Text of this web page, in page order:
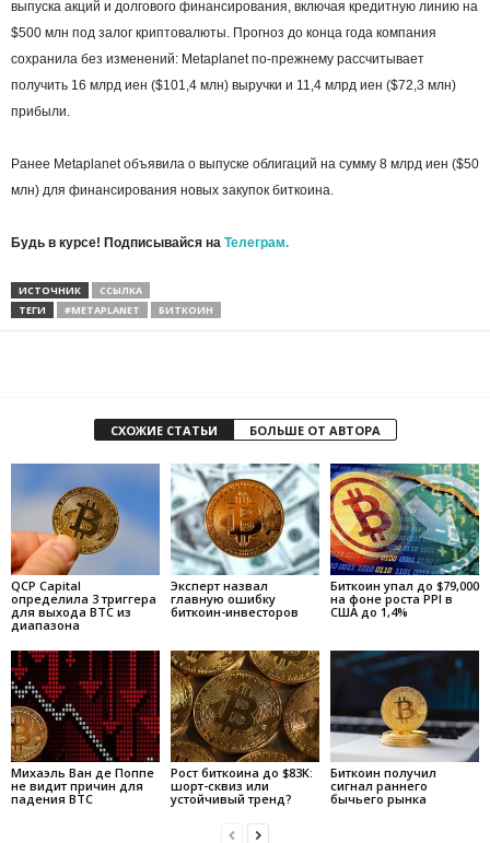
выпуска акций и долгового финансирования, включая кредитную линию на
$500 млн под залог криптовалюты. Прогноз до конца года компания
сохранила без изменений: Metaplanet по-прежнему рассчитывает
получить 16 млрд иен ($101,4 млн) выручки и 11,4 млрд иен ($72,3 млн)
прибыли.
Ранее Metaplanet объявила о выпуске облигаций на сумму 8 млрд иен ($50
млн) для финансирования новых закупок биткоина.
Будь в курсе! Подписывайся на Телеграм.
ИСТОЧНИК
ССЫЛКА
ТЕГИ
#METAPLANET БИТКОИН
СХОЖИЕ СТАТЬИ БОЛЬШЕ ОТ АВТОРА
QCP Capital
определила 3 триггера
для выхода BTC из
диапазона
Эксперт назвал
главную ошибку
биткоин-инвесторов
Биткоин упал до $79,000
на фоне роста PPI в
США до 1,4%
Михаэль Ван де Поппе
не видит причин для
падения BTC
Рост биткоина до $83K:
шорт-сквиз или
устойчивый тренд?
Биткоин получил
сигнал раннего
бычьего рынка